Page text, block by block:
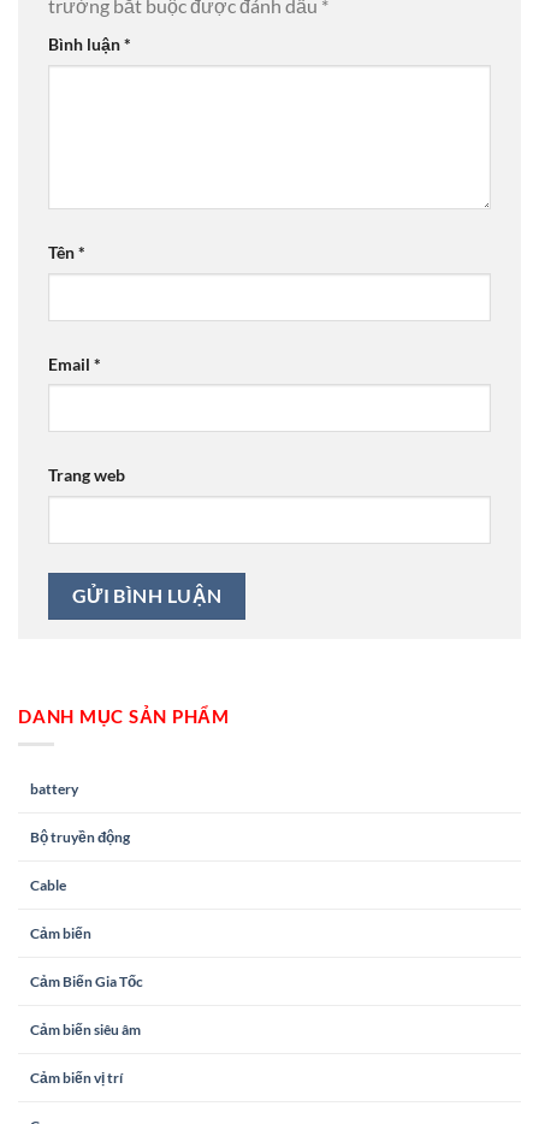
trường bắt buộc được đánh dấu *
Bình luận*
Tên*
Email *
Trang web
DANH MỤC SẢN PHẨM
battery
Bộ truyền động
Cable
Cảm biến
Cảm Biến Gia Tốc
Cảm biến siêu âm
Cảm biến vị trí